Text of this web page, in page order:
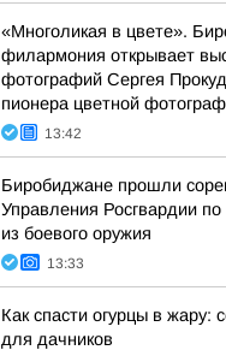
«Многоликая в цвете».
филармония открывает
фотографий Сергея
пионера цветной
13:42
Биробиджане прошли
Управления Росгвардии
из боевого оружия
13:33
Как спасти огурцы в жару:
для дачников